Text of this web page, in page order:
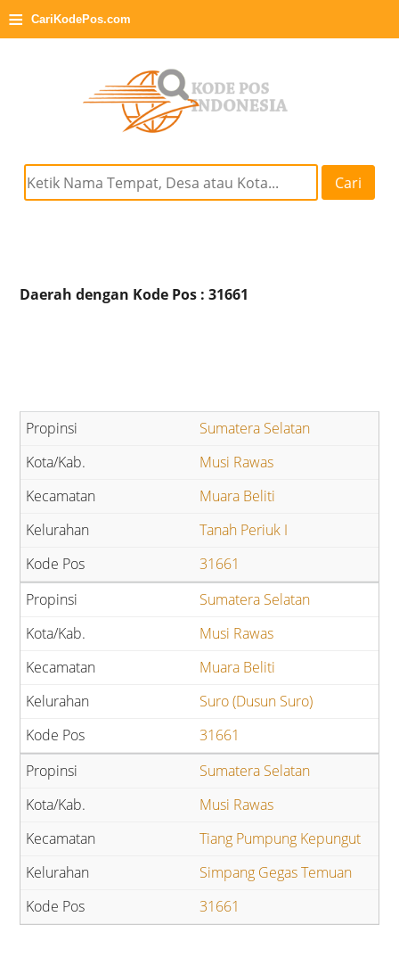
≡ CariKodePos.com
Cari
Daerah dengan Kode Pos : 31661
Sumatera Selatan
Musi Rawas
Muara Beliti
Tanah Periuk I
31661
Sumatera Selatan
Musi Rawas
Muara Beliti
Suro (Dusun Suro)
31661
Sumatera Selatan
Musi Rawas
Tiang Pumpung Kepungut
Simpang Gegas Temuan
31661